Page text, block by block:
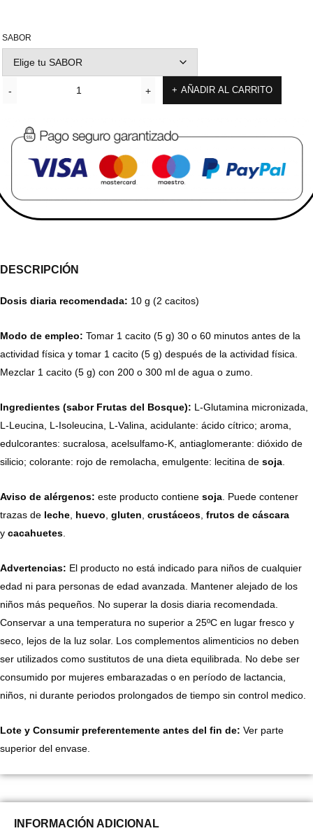
SABOR
AÑADIR AL CARRITO
DESCRIPCIÓN
Dosis diaria recomendada: 10 g (2 cacitos)
Modo de empleo: Tomar 1 cacito (5 g) 30 o 60 minutos antes de la
actividad física y tomar 1 cacito (5 g) después de la actividad física.
Mezclar 1 cacito (5 g) con 200 o 300 ml de agua o zumo.
Ingredientes (sabor Frutas del Bosque): L-Glutamina micronizada,
L-Leucina, L-Isoleucina, L-Valina, acidulante: ácido cítrico; aroma,
edulcorantes: sucralosa, acelsulfamo-K, antiaglomerante: dióxido de
silicio; colorante: rojo de remolacha, emulgente: lecitina de soja
Aviso de alérgenos: este producto contiene soja . Puede contener
trazas de leche huevo gluten crustáceos frutos de cáscara
y cacahuetes
Advertencias: El producto no está indicado para niños de cualquier
edad ni para personas de edad avanzada. Mantener alejado de los
niños más pequeños. No superar la dosis diaria recomendada.
Conservar a una temperatura no superior a 25ºC en lugar fresco y
seco, lejos de la luz solar. Los complementos alimenticios no deben
ser utilizados como sustitutos de una dieta equilibrada. No debe ser
consumido por mujeres embarazadas o en período de lactancia,
niños, ni durante periodos prolongados de tiempo sin control medico.
Lote y Consumir preferentemente antes del fin de: Ver parte
superior del envase.
INFORMACIÓN ADICIONAL